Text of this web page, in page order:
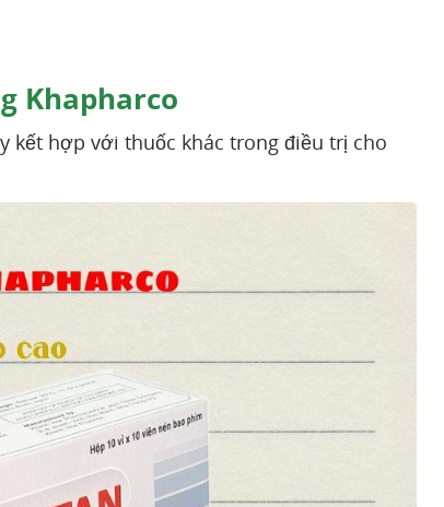
Khapharco
kết hợp với thuốc khác trong điều trị cho